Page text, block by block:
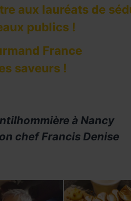
aux lauréats de
publics !
France
saveurs !
à Nancy
chef Francis Denise